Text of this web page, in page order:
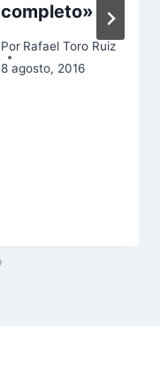
completo»
Por Rafael Toro Ruiz
8 agosto, 2016